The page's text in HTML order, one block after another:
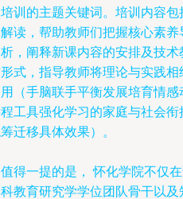
训的主题关键词。培训内容
读，帮助教师们把握核心素
，阐释新课内容的安排及技
式，指导教师将理论与实践
（手脑联手平衡发展培育情
工具强化学习的家庭与社会
迁移具体效果）。
得一提的是， 怀化学院不仅
教育研究学学位团队骨干以